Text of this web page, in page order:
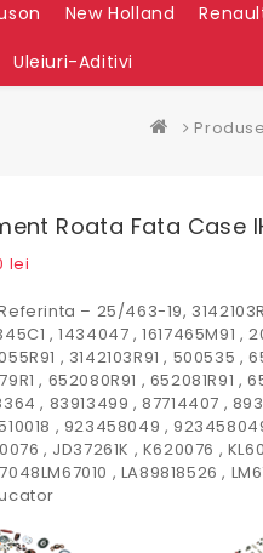
New Holland
Uleiuri-Aditivi
Produse
Roata Fata Case
lei
– 25/463-19,
, 1434047 , 1617465M91 ,
, 3142103R91 , 500535 ,
, 652080R91 , 652081R91 ,
, 83913499 , 87714407 ,
, 923458049 ,
, JD37261K , K620076 ,
, LA89818526 ,